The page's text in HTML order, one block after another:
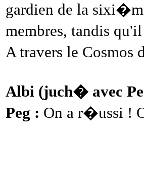
gardien de la
membres, tandis
A travers le Cosmos
Albi (juch� avec
Peg : On a r�ussi !